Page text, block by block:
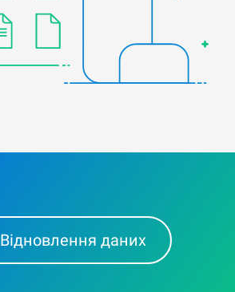
Відновлення даних